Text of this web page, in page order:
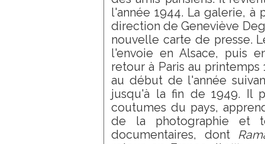
l'année 1944. La galerie, à
direction de Geneviève
nouvelle carte de presse.
l'envoie en Alsace, puis
retour à Paris au
au début de l'année
jusqu'à la fin de 1949. Il
coutumes du pays,
de la photographie et
documentaires, dont